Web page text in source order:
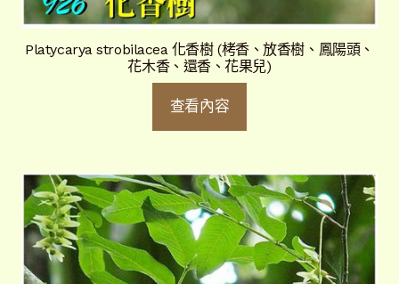
Platycarya strobilacea 化香樹 (栲香、放香樹、鳳陽頭、
花木香、還香、花果兒)
查看內容